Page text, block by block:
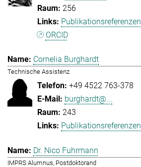
256
Publikationsreferenzen
ORCID
Cornelia Burghardt
Technische Assistenz
+49 4522 763-378
burghardt@...
243
Publikationsreferenzen
Dr. Nico Fuhrmann
IMPRS Alumnus, Postdoktorand